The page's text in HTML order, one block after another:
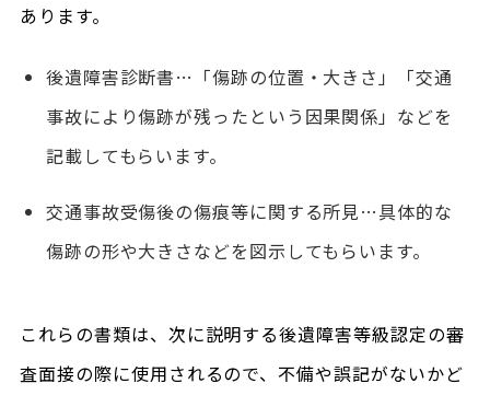
あります。
後遺障害診断書…「傷跡の位置・大きさ」「交通
事故により傷跡が残ったという因果関係」などを
記載してもらいます。
交通事故受傷後の傷痕等に関する所見…具体的な
傷跡の形や大きさなどを図示してもらいます。
これらの書類は、次に説明する後遺障害等級認定の審
査面接の際に使用されるので、不備や誤記がないかど